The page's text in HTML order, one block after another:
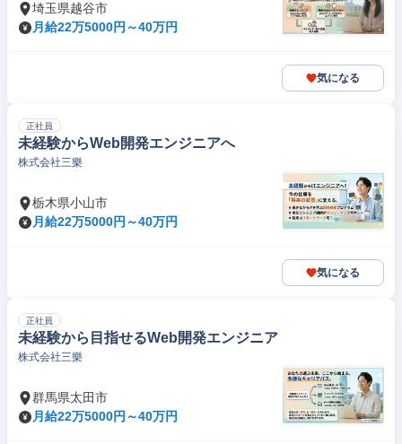
埼玉県越谷市
月給22万5000円～40万円
気になる
正社員
未経験からWeb開発エンジニアへ
株式会社三樂
栃木県小山市
月給22万5000円～40万円
気になる
正社員
未経験から目指せるWeb開発エンジニア
株式会社三樂
群馬県太田市
月給22万5000円～40万円